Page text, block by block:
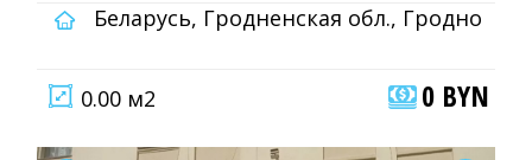
Беларусь, Гродненская обл., Гродно
0.00 м2 0 BYN